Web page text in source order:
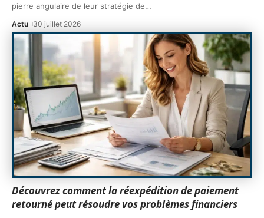
pierre angulaire de leur stratégie de…
Actu 30 juillet 2026
Découvrez comment la réexpédition de paiement
retourné peut résoudre vos problèmes financiers